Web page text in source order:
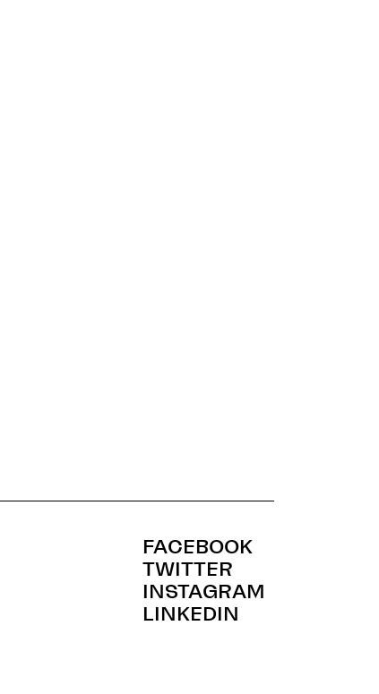
FACEBOOK
TWITTER
INSTAGRAM
LINKEDIN